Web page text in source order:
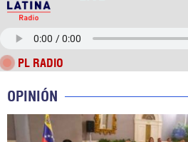
PL RADIO
OPINIÓN